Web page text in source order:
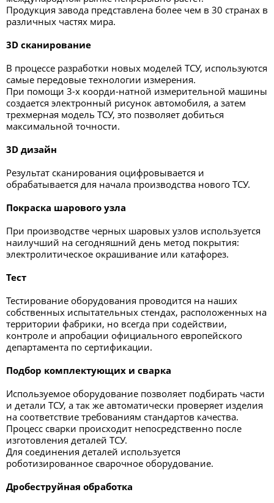
Продукция завода представлена более чем в 30 странах в
различных частях мира.
3D сканирование
В процессе разработки новых моделей ТСУ, используются
самые передовые технологии измерения.
При помощи 3-х коорди-натной измерительной машины
создается электронный рисунок автомобиля, а затем
трехмерная модель ТСУ, это позволяет добиться
максимальной точности.
3D дизайн
Результат сканирования оцифровывается и
обрабатывается для начала производства нового ТСУ.
Покраска шарового узла
При производстве черных шаровых узлов используется
наилучший на сегодняшний день метод покрытия:
электролитическое окрашивание или катафорез.
Тест
Тестирование оборудования проводится на наших
собственных испытательных стендах, расположенных на
территории фабрики, но всегда при содействии,
контроле и апробации официального европейского
департамента по сертификации.
Подбор комплектующих и сварка
Используемое оборудование позволяет подбирать части
и детали ТСУ, а так же автоматически проверяет изделия
на соответствие требованиям стандартов качества.
Процесс сварки происходит непосредственно после
изготовления деталей ТСУ.
Для соединения деталей используется
роботизированное сварочное оборудование.
Дробеструйная обработка